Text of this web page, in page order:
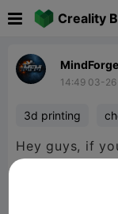
Creality
14:49 03-26
3d printing
Hey guys, if
yet, Easter is